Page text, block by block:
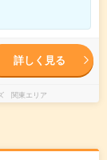
詳しく見る
関東エリア